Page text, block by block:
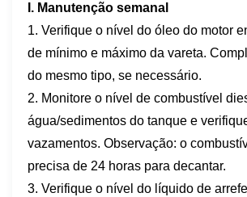
I. Manutenção semanal
1. Verifique o nível do óleo do motor
de mínimo e máximo da vareta.
do mesmo tipo, se necessário.
2. Monitore o nível de combustível
água/sedimentos do tanque e
vazamentos. Observação: o
precisa de 24 horas para decantar.
3. Verifique o nível do líquido de